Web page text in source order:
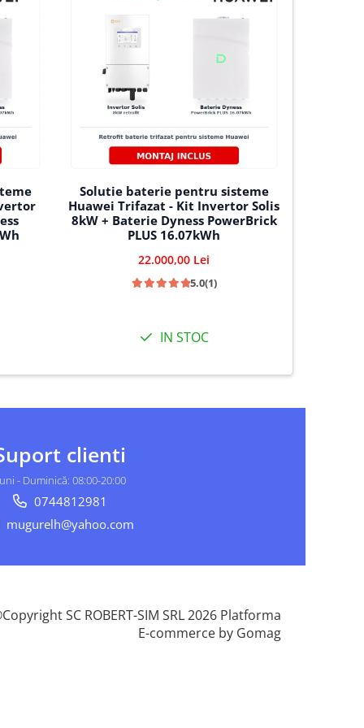
Solutie baterie pentru sisteme
Huawei Trifazat - Kit Invertor Solis
8kW + Baterie Dyness PowerBrick
PLUS 16.07kWh
22.000,00 Lei
5.0(1)
IN STOC
clienti
- Duminică: 08:00-20:00
0744812981
mugurelh@yahoo.com
SC ROBERT-SIM SRL 2026 Platforma
E-commerce by Gomag